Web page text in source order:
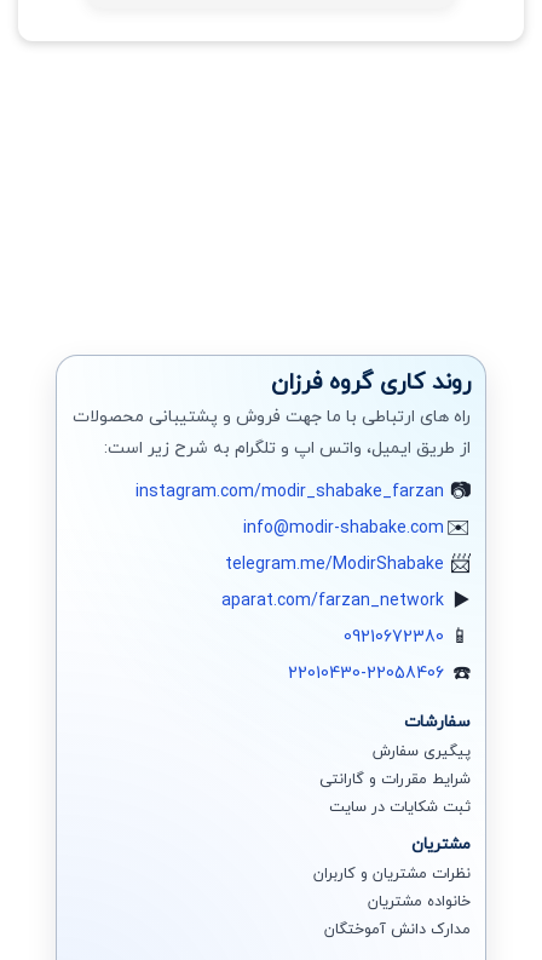
روند کاری گروه فرزان
راه های ارتباطی با ما جهت فروش و پشتیبانی محصولات
از طریق ایمیل، واتس اپ و تلگرام به شرح زیر است:
instagram.com/modir_shabake_farzan
info@modir-shabake.com
telegram.me/ModirShabake
aparat.com/farzan_network
09210672380
22010430-22058406
سفارشات
پیگیری سفارش
شرایط مقررات و گارانتی
ثبت شکایات در سایت
مشتریان
نظرات مشتریان و کاربران
خانواده مشتریان
مدارک دانش آموختگان